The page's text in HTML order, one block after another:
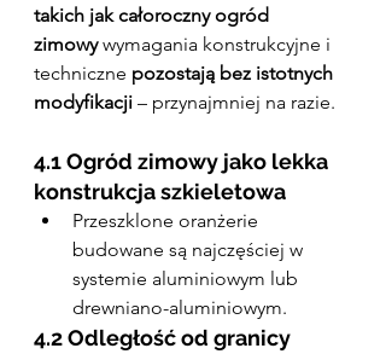
takich jak całoroczny ogród
zimowy wymagania konstrukcyjne i
techniczne pozostają bez istotnych
modyfikacji – przynajmniej na razie.
4.1 Ogród zimowy jako lekka
konstrukcja szkieletowa
Przeszklone oranżerie
budowane są najczęściej w
systemie aluminiowym lub
drewniano-aluminiowym.
4.2 Odległość od granicy